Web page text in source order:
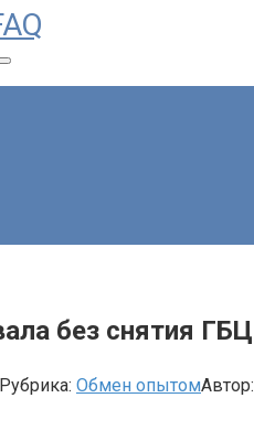
без снятия ГБЦ
Рубрика: Обмен опытомАвтор: